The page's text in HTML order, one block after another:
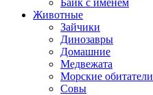
Байк с именем
Животные
Зайчики
Динозавры
Домашние
Медвежата
Морские обитатели
Совы